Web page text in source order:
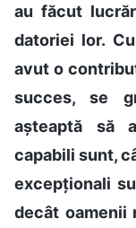
au făcut
datoriei lor.
avut o
succes, se
așteaptă să
capabili sunt,
excepționali
decât oamenii